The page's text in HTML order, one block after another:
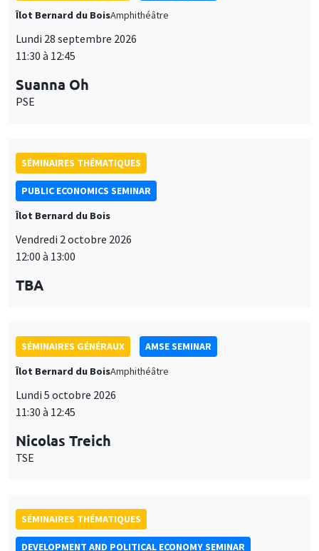
Îlot Bernard du BoisAmphithéâtre
Lundi 28 septembre 2026
11:30 à 12:45
Suanna Oh
PSE
SÉMINAIRES THÉMATIQUES
PUBLIC ECONOMICS SEMINAR
Îlot Bernard du Bois
Vendredi 2 octobre 2026
12:00 à 13:00
TBA
SÉMINAIRES GÉNÉRAUX
AMSE SEMINAR
Îlot Bernard du BoisAmphithéâtre
Lundi 5 octobre 2026
11:30 à 12:45
Nicolas Treich
TSE
SÉMINAIRES THÉMATIQUES
DEVELOPMENT AND POLITICAL ECONOMY SEMINAR